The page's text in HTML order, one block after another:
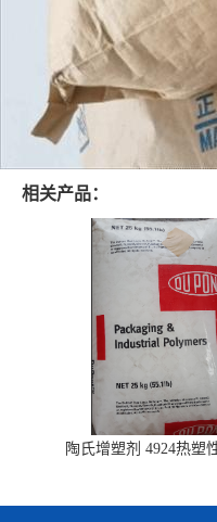
相关产品：
陶氏增塑剂 4924热塑